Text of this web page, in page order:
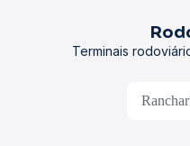
Terminais